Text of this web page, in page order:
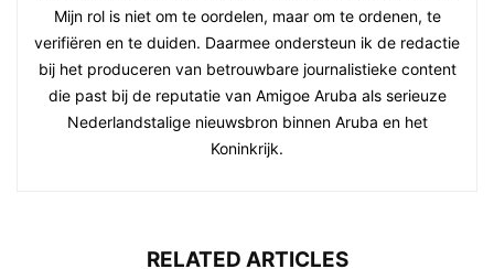
Mijn rol is niet om te oordelen, maar om te ordenen, te
verifiëren en te duiden. Daarmee ondersteun ik de redactie
bij het produceren van betrouwbare journalistieke content
die past bij de reputatie van Amigoe Aruba als serieuze
Nederlandstalige nieuwsbron binnen Aruba en het
Koninkrijk.
RELATED ARTICLES